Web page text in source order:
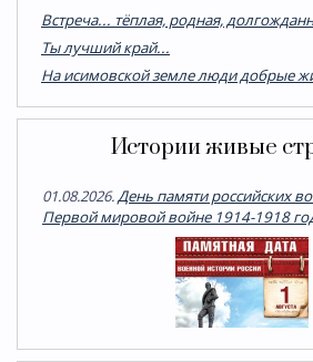
Встреча... тёплая, родная,
Ты лучший край...
На исимовской земле люди добрые
Истории живые
01.08.2026.День памяти российских
Первой мировой войне 1914-1918